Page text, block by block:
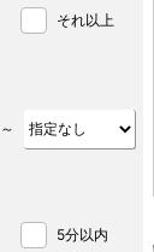
それ以上
～
5分以内